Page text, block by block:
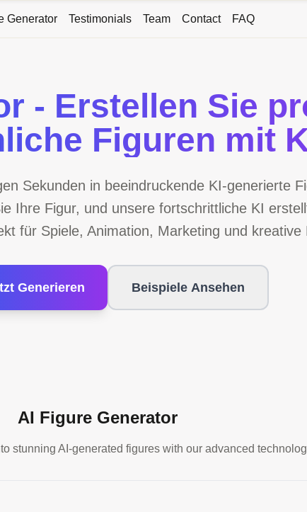
Generator Testimonials Team Contact FAQ
- Erstellen Sie
Figuren mit
Sekunden in beeindruckende KI-generierte
Ihre Figur, und unsere fortschrittliche KI
für Spiele, Animation, Marketing und kreative
Generieren Beispiele Ansehen
AI Figure Generator
stunning AI-generated figures with our advanced